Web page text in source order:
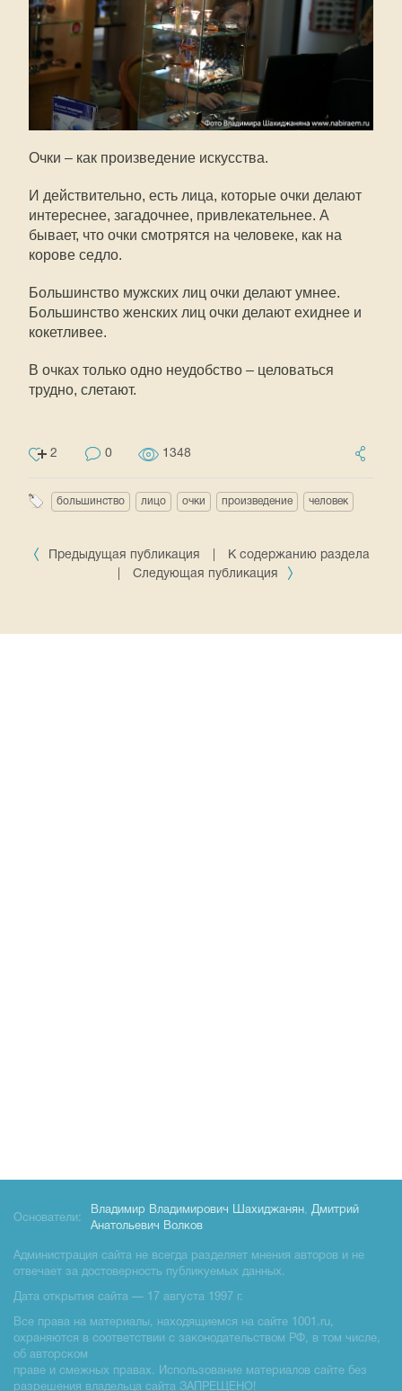
Очки – как произведение искусства.
И действительно, есть лица, которые очки делают
интереснее, загадочнее, привлекательнее. А
бывает, что очки смотрятся на человеке, как на
корове седло.
Большинство мужских лиц очки делают умнее.
Большинство женских лиц очки делают ехиднее и
кокетливее.
В очках только одно неудобство – целоваться
трудно, слетают.
2 0 1348
большинство лицо очки произведение человек
Предыдущая публикация
К содержанию раздела
Следующая публикация
Основатели:
Владимир Владимирович Шахиджанян, Дмитрий
Анатольевич Волков
Администрация сайта не всегда разделяет мнения авторов и не
отвечает за достоверность публикуемых данных.
Дата открытия сайта — 17 августа 1997 г.
Все права на материалы, находящиемся на сайте 1001.ru,
охраняются в соответствии с законодательством РФ, в том числе,
об авторском
праве и смежных правах. Использование материалов сайте без
разрешения владельца сайта ЗАПРЕЩЕНО!